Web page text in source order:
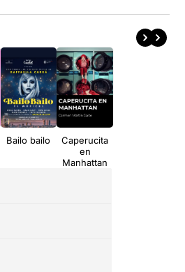
Bailo bailo
Caperucita
en
Manhattan